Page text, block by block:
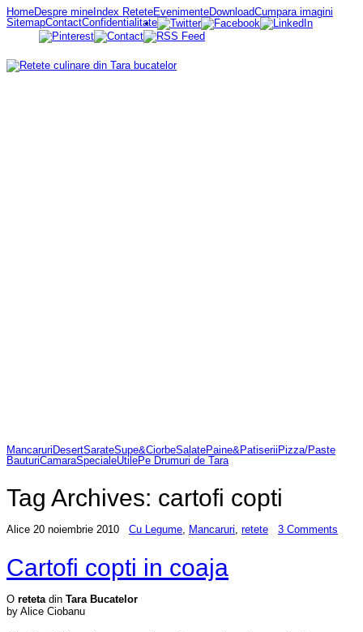
HomeDespre mine Index ReteteEvenimenteDownloadCumpara imagini
SitemapContactConfidentialitate
Mancaruri DesertSarateSupe&CiorbeSalatePaine&Patiserii Pizza/Paste
BauturiCamaraSpecialeUtilePe Drumuri de Tara
Tag Archives: cartofi copti
Alice 20 noiembrie 2010 Cu Legume Mancaruri retete 3 Comments
Cartofi copti in coaja
O reteta din Tara Bucatelor
by Alice Ciobanu